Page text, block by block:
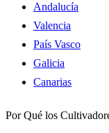
Andalucía
Valencia
País Vasco
Galicia
Canarias
Por Qué los